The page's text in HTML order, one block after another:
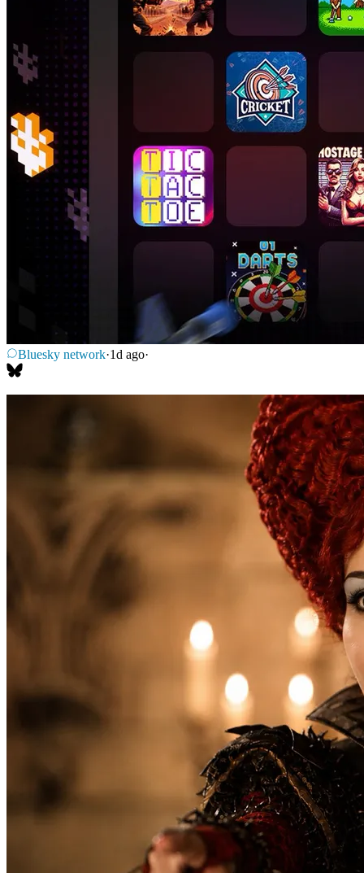
Bluesky network·1d ago·